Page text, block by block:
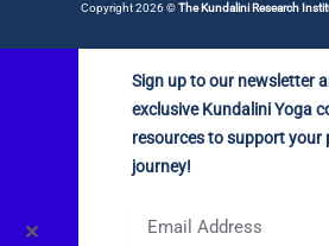
Copyright 2026 ©The Kundalini Research
✕
Sign up to our newsletter
exclusive Kundalini Yoga
resources to support your
journey!